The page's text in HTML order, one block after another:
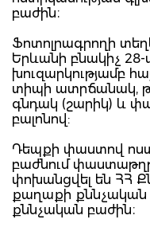
բաժին։
Ֆոտոլրագրողի
Երևանի բնակիչ
խուզարկությամբ
տիպի ատրճանակ,
գնդակ (շարիկ) և
բալոնով:
Դեպքի փաստով
բաժնում
փոխանցվել են ՀՀ
քաղաքի քննչական
քննչական բաժին։